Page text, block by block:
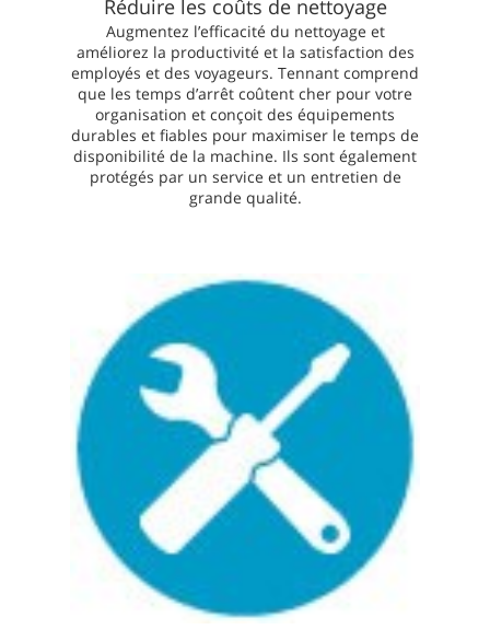
Réduire les coûts de nettoyage
Augmentez l’efficacité du nettoyage et
améliorez la productivité et la satisfaction des
employés et des voyageurs. Tennant comprend
que les temps d’arrêt coûtent cher pour votre
organisation et conçoit des équipements
durables et fiables pour maximiser le temps de
disponibilité de la machine. Ils sont également
protégés par un service et un entretien de
grande qualité.